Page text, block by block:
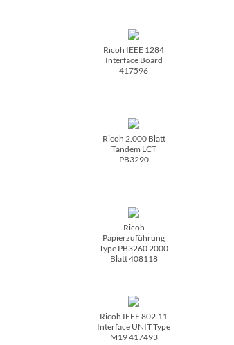
Ricoh IEEE 1284
Interface Board
417596
Ricoh 2.000 Blatt
Tandem LCT
PB3290
Ricoh
Papierzuführung
Type PB3260 2000
Blatt 408118
Ricoh IEEE 802.11
Interface UNIT Type
M19 417493